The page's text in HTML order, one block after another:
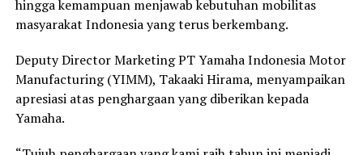
hingga kemampuan menjawab kebutuhan mobilitas
masyarakat Indonesia yang terus berkembang.
Deputy Director Marketing PT Yamaha Indonesia Motor
Manufacturing (YIMM), Takaaki Hirama, menyampaikan
apresiasi atas penghargaan yang diberikan kepada
Yamaha.